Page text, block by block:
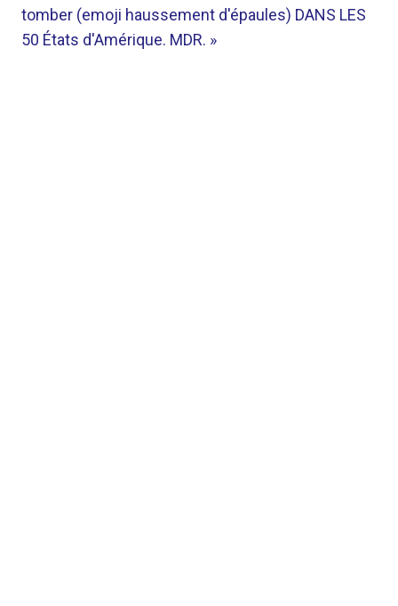
tomber (emoji haussement d'épaules) DANS LES
50 États d'Amérique. MDR. »